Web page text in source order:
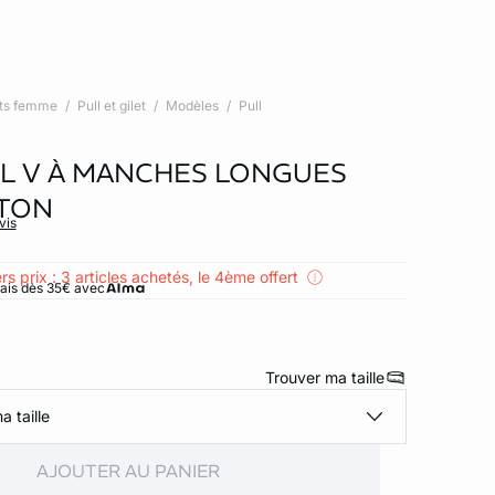
femme Pull et gilet Modèles Pull
V À MANCHES LONGUES
prix : 3 articles achetés, le 4ème offert
dès 35€ avec
Trouver ma taille
taille
AJOUTER AU PANIER